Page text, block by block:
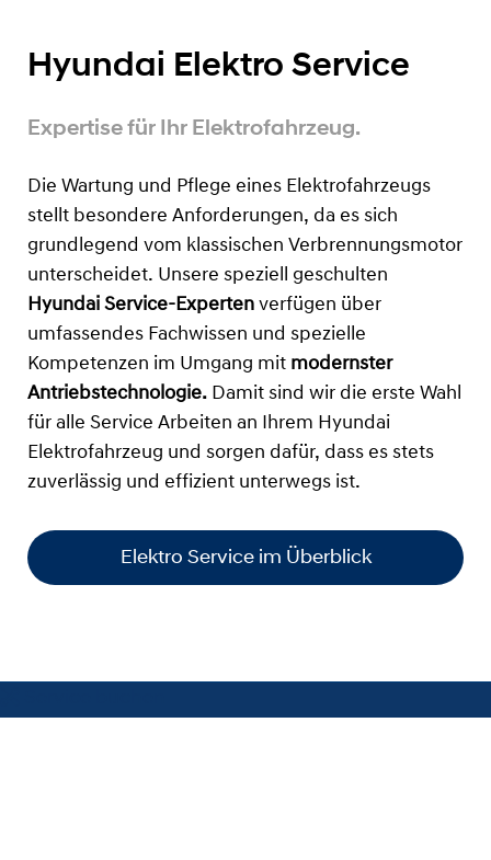
Hyundai Elektro Service
Expertise für Ihr Elektrofahrzeug.
Die Wartung und Pflege eines Elektrofahrzeugs
stellt besondere Anforderungen, da es sich
grundlegend vom klassischen Verbrennungsmotor
unterscheidet. Unsere speziell geschulten
Hyundai Service-Experten verfügen über
umfassendes Fachwissen und spezielle
Kompetenzen im Umgang mit modernster
Antriebstechnologie. Damit sind wir die erste Wahl
für alle Service Arbeiten an Ihrem Hyundai
Elektrofahrzeug und sorgen dafür, dass es stets
zuverlässig und effizient unterwegs ist.
Elektro Service im Überblick